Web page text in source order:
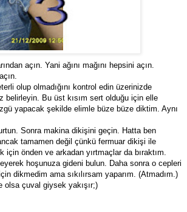
açın. Yani ağını mağını hepsini açın.
olup olmadığını kontrol edin üzerinizde
belirleyin. Bu üst kısım sert olduğu için elle
yapacak şekilde elimle büze büze diktim. Aynı
Sonra makina dikişini geçin. Hatta ben
tamamen değil çünkü fermuar dikişi ile
önden ve arkadan yırtmaçlar da bıraktım.
hoşunuza gideni bulun. Daha sonra o cepleri
dikmedim ama sıkılırsam yaparım. (Atmadım.)
çuval giysek yakışır;)